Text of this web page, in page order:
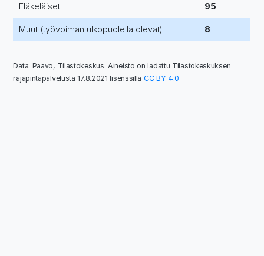
Eläkeläiset 95
Muut (työvoiman ulkopuolella olevat) 8
Data: Paavo, Tilastokeskus. Aineisto on ladattu Tilastokeskuksen
rajapintapalvelusta 17.8.2021 lisenssillä CC BY 4.0